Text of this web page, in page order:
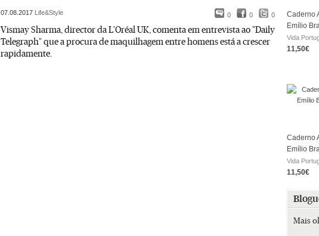
0 0 0
07.08.2017 Life&Style
Vismay Sharma, director da L'Oréal UK, comenta em entrevista ao "Daily
Telegraph" que a procura de maquilhagem entre homens está a crescer
rapidamente.
Caderno
Emílio
Vida
11,50€
Caderno
Emílio
Vida
11,50€
Mais